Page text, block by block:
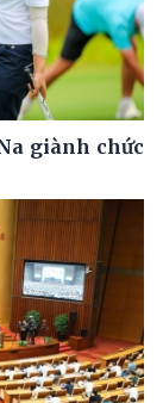
giành chức